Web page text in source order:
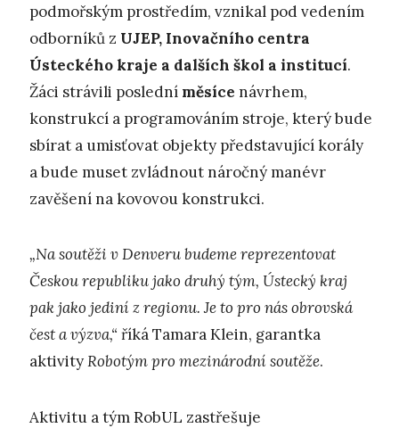
podmořským prostředím, vznikal pod vedením
odborníků z UJEP, Inovačního centra
Ústeckého kraje a dalších škol a institucí.
Žáci strávili poslední měsíce návrhem,
konstrukcí a programováním stroje, který bude
sbírat a umisťovat objekty představující korály
a bude muset zvládnout náročný manévr
zavěšení na kovovou konstrukci.
„Na soutěži v Denveru budeme reprezentovat
Českou republiku jako druhý tým, Ústecký kraj
pak jako jediní z regionu. Je to pro nás obrovská
čest a výzva,“ říká Tamara Klein, garantka
aktivityRobotým pro mezinárodní soutěže.
Aktivitu a tým RobUL zastřešuje